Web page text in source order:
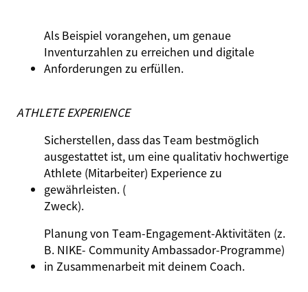
Als Beispiel vorangehen, um genaue
Inventurzahlen zu erreichen und digitale
Anforderungen zu erfüllen.
ATHLETE EXPERIENCE
Sicherstellen, dass das Team bestmöglich
ausgestattet ist, um eine qualitativ hochwertige
Athlete (Mitarbeiter) Experience zu
gewährleisten. (
Zweck).
Planung von Team‑Engagement‑Aktivitäten (z.
B. NIKE- Community Ambassador‑Programme)
in Zusammenarbeit mit deinem Coach.